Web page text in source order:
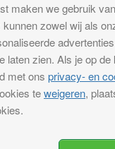
je de leukste
dierentuin kaartjes
je uitje echt speciaal
de buurt van een
dierentuin tot een
maken we gebruik
zowel wij als
laten zien. Als je op
met ons privacy- en
teweigeren,